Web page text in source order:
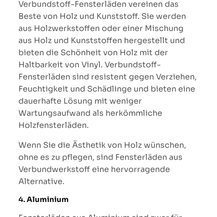
Verbundstoff-Fensterläden vereinen das
Beste von Holz und Kunststoff. Sie werden
aus Holzwerkstoffen oder einer Mischung
aus Holz und Kunststoffen hergestellt und
bieten die Schönheit von Holz mit der
Haltbarkeit von Vinyl. Verbundstoff-
Fensterläden sind resistent gegen Verziehen,
Feuchtigkeit und Schädlinge und bieten eine
dauerhafte Lösung mit weniger
Wartungsaufwand als herkömmliche
Holzfensterläden.
Wenn Sie die Ästhetik von Holz wünschen,
ohne es zu pflegen, sind Fensterläden aus
Verbundwerkstoff eine hervorragende
Alternative.
4.Aluminium